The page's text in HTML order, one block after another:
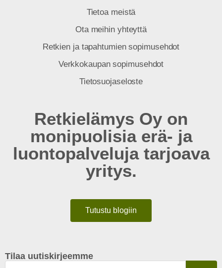
Tietoa meistä
Ota meihin yhteyttä
Retkien ja tapahtumien sopimusehdot
Verkkokaupan sopimusehdot
Tietosuojaseloste
Retkielämys Oy on
monipuolisia erä- ja
luontopalveluja tarjoava
yritys.
Tutustu blogiin
Tilaa uutiskirjeemme